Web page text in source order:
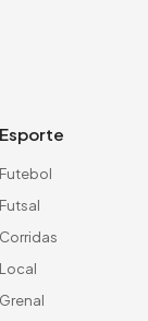
Esporte
Futebol
Futsal
Corridas
Local
Grenal